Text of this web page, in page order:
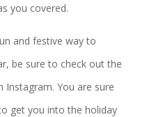
you covered.
and festive way to
be sure to check out the
Instagram. You are sure
get you into the holiday